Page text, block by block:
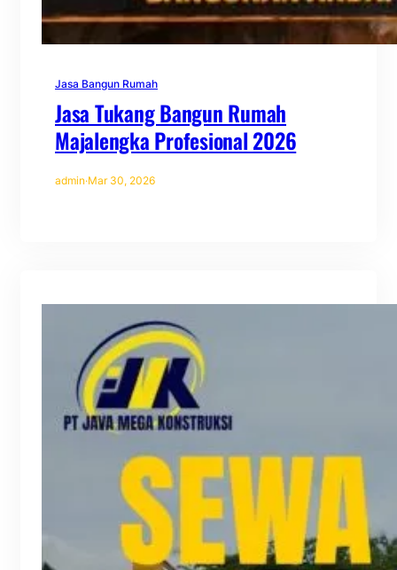
Jasa Bangun Rumah
Jasa Tukang Bangun Rumah
Majalengka Profesional 2026
admin·Mar 30, 2026